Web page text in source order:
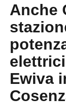
Anche
Ewiva